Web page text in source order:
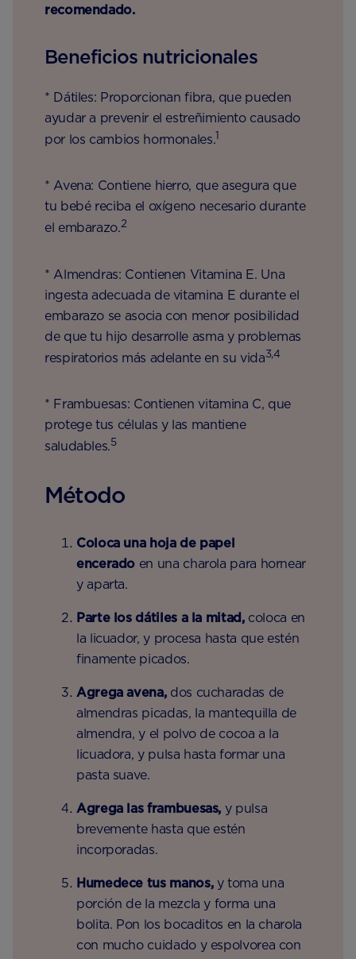
recomendado.
Beneficios nutricionales
* Dátiles: Proporcionan fibra, que pueden
ayudar a prevenir el estreñimiento causado
por los cambios hormonales.1
* Avena: Contiene hierro, que asegura que
tu bebé reciba el oxígeno necesario durante
el embarazo.2
* Almendras: Contienen Vitamina E. Una
ingesta adecuada de vitamina E durante el
embarazo se asocia con menor posibilidad
de que tu hijo desarrolle asma y problemas
respiratorios más adelante en su vida3,4
* Frambuesas: Contienen vitamina C, que
protege tus células y las mantiene
saludables.5
Método
Coloca una hoja de papel
encerado en una charola para hornear
y aparta.
Parte los dátiles a la mitad, coloca en
la licuador, y procesa hasta que estén
finamente picados.
Agrega avena, dos cucharadas de
almendras picadas, la mantequilla de
almendra, y el polvo de cocoa a la
licuadora, y pulsa hasta formar una
pasta suave.
Agrega las frambuesas, y pulsa
brevemente hasta que estén
incorporadas.
Humedece tus manos, y toma una
porción de la mezcla y forma una
bolita. Pon los bocaditos en la charola
con mucho cuidado y espolvorea con